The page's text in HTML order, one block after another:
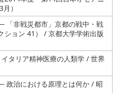
）
「非戦災都市」京都の戦中・戦
ション 41） / 京都大学学術出版
タリア精神医療の人類学 / 世界
政治における原理とは何か / 昭